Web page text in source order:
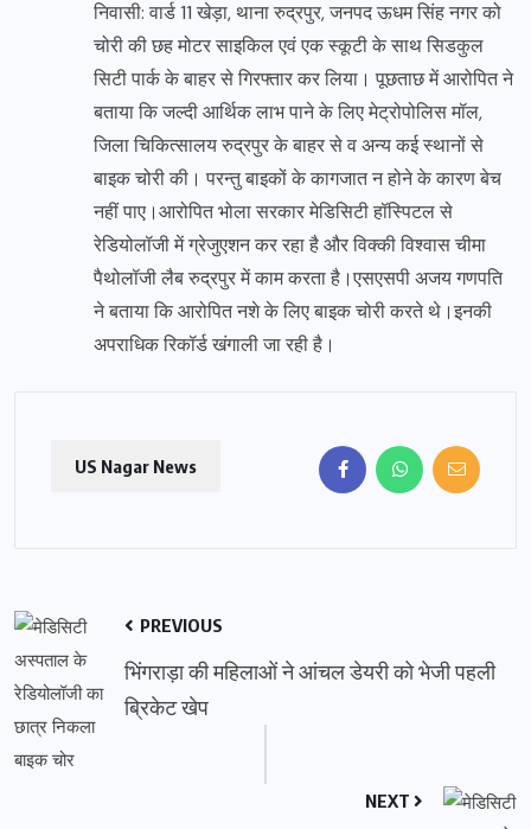
निवासी: वार्ड 11 खेड़ा, थाना रुद्रपुर, जनपद ऊधम सिंह नगर को
चोरी की छह मोटर साइकिल एवं एक स्कूटी के साथ सिडकुल
सिटी पार्क के बाहर से गिरफ्तार कर लिया। पूछताछ में आरोपित ने
बताया कि जल्दी आर्थिक लाभ पाने के लिए मेट्रोपोलिस मॉल,
जिला चिकित्सालय रुद्रपुर के बाहर से व अन्य कई स्थानों से
बाइक चोरी की। परन्तु बाइकों के कागजात न होने के कारण बेच
नहीं पाए।आरोपित भोला सरकार मेडिसिटी हॉस्पिटल से
रेडियोलॉजी में ग्रेजुएशन कर रहा है और विक्की विश्वास चीमा
पैथोलॉजी लैब रुद्रपुर में काम करता है।एसएसपी अजय गणपति
ने बताया कि आरोपित नशे के लिए बाइक चोरी करते थे।इनकी
अपराधिक रिकॉर्ड खंगाली जा रही है।
US Nagar News
PREVIOUS
भिंगराड़ा की महिलाओं ने आंचल डेयरी को भेजी पहली
ब्रिकेट खेप
NEXT